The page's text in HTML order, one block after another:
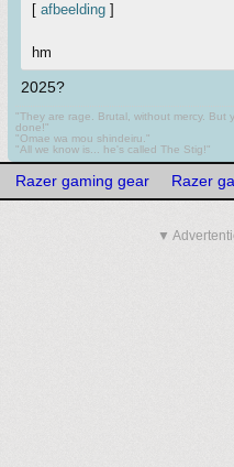
[ afbeelding ]
hm
2025?
"They are rage. Brutal, without mercy. But
done!"
"Omae wa mou shindeiru."
"All we know is... he's called The Stig!"
Razer gaming gear Razer
▼